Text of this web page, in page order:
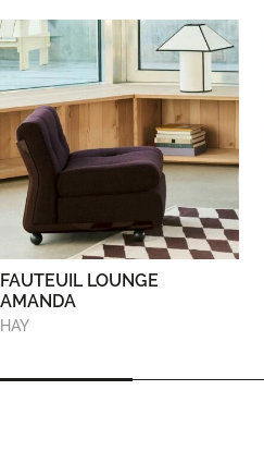
FAUTEUIL LOUNGE
AMANDA
HAY